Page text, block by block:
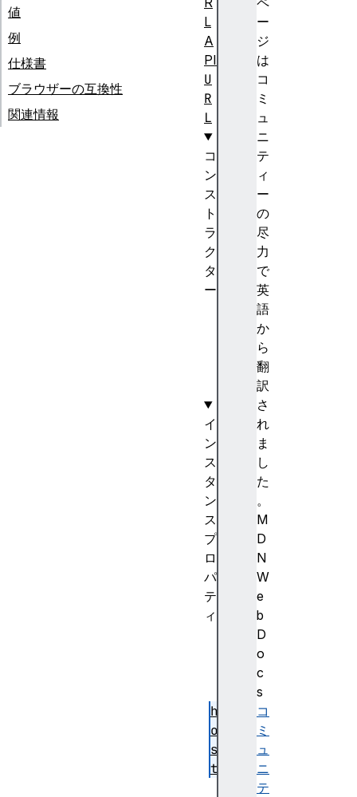
ー
ジ
は
コ
ミ
ュ
ニ
テ
ィ
ー
の
尽
力
で
英
語
か
ら
翻
訳
さ
れ
ま
し
た
。
M
D
N
W
e
b
D
o
c
s
コ
ミ
ュ
ニ
テ
値
例
仕様書
ブラウザーの互換性
関連情報
L
A
PI
U
R
L
コ
ン
ス
ト
ラ
ク
タ
ー
イ
ン
ス
タ
ン
ス
プ
ロ
パ
テ
ィ
h
o
s
t